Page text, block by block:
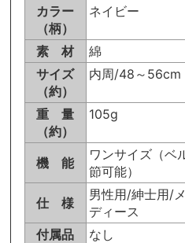
カラー
（柄）
ネイビー
素 材
綿
サイズ
（約）
内周/48～56cm
重 量
（約）
105g
機 能
ワンサイズ（ベ
節可能）
仕 様
男性用/紳士用/
ディース
付属品
なし